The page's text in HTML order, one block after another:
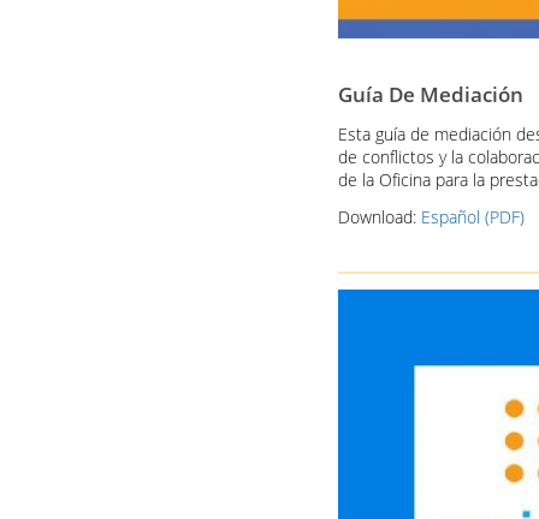
Guía De Mediación
Esta guía de mediación
de conflictos y la
de la Oficina para la
Download: Español (PDF)